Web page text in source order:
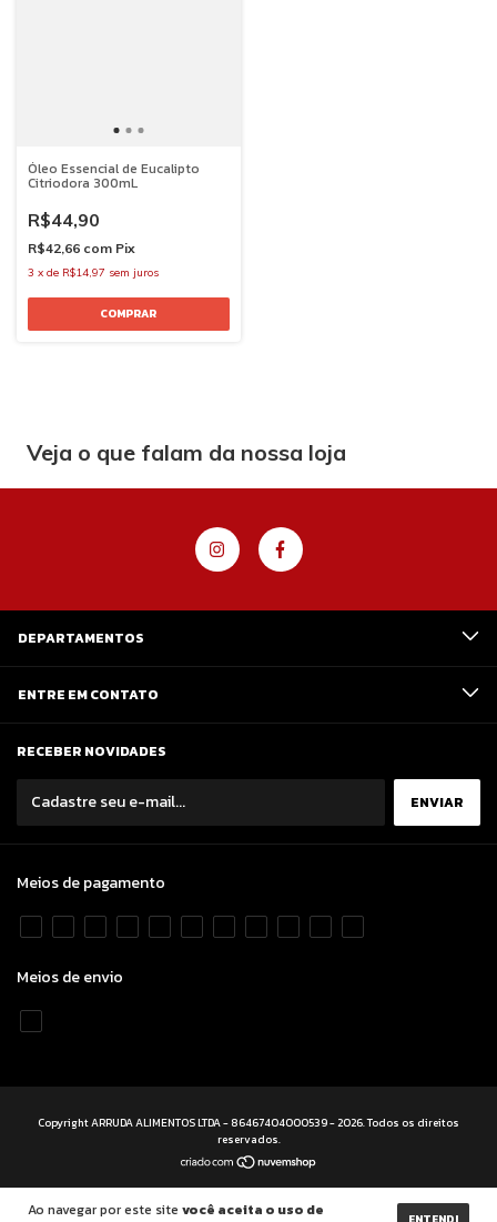
Ao navegar por este site você aceita o uso de
Óleo Essencial de Eucalipto
Citriodora 300mL
R$44,90
R$42,66 com Pix
3 x de R$14,97 sem juros
Veja o que falam da nossa loja
DEPARTAMENTOS
ENTRE EM CONTATO
RECEBER NOVIDADES
Meios de pagamento
Meios de envio
Copyright ARRUDA ALIMENTOS LTDA - 86467404000539 - 2026. Todos os direitos
reservados.